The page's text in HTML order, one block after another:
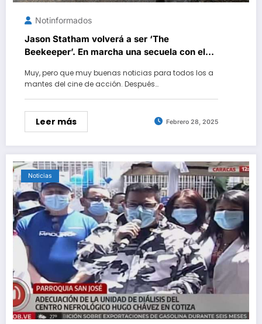
Notinformados
Jason Statham volverá a ser ‘The
Beekeeper’. En marcha una secuela con el
de los últimos tiempos
Muy, pero que muy buenas noticias para todos los a
mantes del cine de acción. Después…
Leer más Febrero 28, 2025
Noticias